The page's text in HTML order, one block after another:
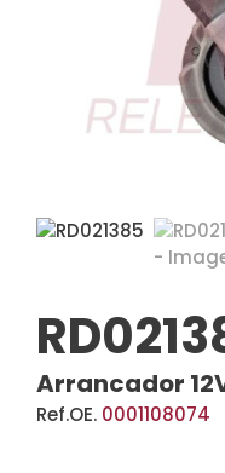
Arrancador
Ref.OE. 0001108074